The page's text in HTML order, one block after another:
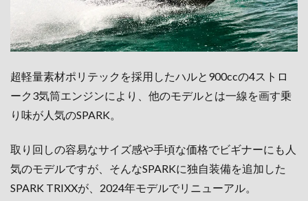
超軽量素材ポリテックを採用したハルと900ccの4ストロ
ーク3気筒エンジンにより、他のモデルとは一線を画す乗
り味が人気のSPARK。
取り回しの容易なサイズ感や手頃な価格でビギナーにも人
気のモデルですが、そんなSPARKに独自装備を追加した
SPARK TRIXXが、2024年モデルでリニューアル。